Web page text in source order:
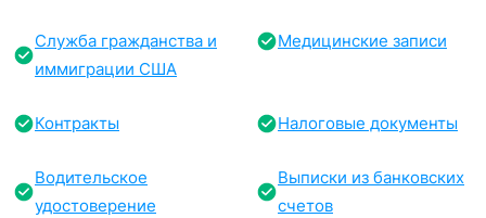
Служба гражданства и
иммиграции США
Медицинские записи
Контракты Налоговые документы
Водительское
удостоверение
Выписки из банковских
счетов